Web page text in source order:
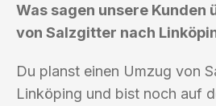
Was sagen unsere Kunden
von Salzgitter nach
Du planst einen Umzug von
Linköping und bist noch auf